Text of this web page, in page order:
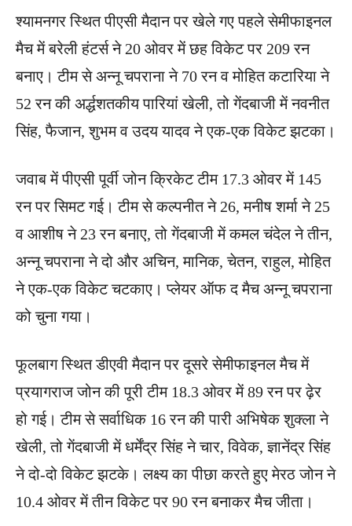
श्यामनगर स्थित पीएसी मैदान पर खेले गए पहले सेमीफाइनल
मैच में बरेली हंटर्स ने 20 ओवर में छह विकेट पर 209 रन
बनाए। टीम से अन्नू चपराना ने 70 रन व मोहित कटारिया ने
52 रन की अर्द्धशतकीय पारियां खेली, तो गेंदबाजी में नवनीत
सिंह, फैजान, शुभम व उदय यादव ने एक-एक विकेट झटका।
जवाब में पीएसी पूर्वी जोन क्रिकेट टीम 17.3 ओवर में 145
रन पर सिमट गई। टीम से कल्पनीत ने 26, मनीष शर्मा ने 25
व आशीष ने 23 रन बनाए, तो गेंदबाजी में कमल चंदेल ने तीन,
अन्नू चपराना ने दो और अचिन, मानिक, चेतन, राहुल, मोहित
ने एक-एक विकेट चटकाए। प्लेयर ऑफ द मैच अन्नू चपराना
को चुना गया।
फूलबाग स्थित डीएवी मैदान पर दूसरे सेमीफाइनल मैच में
प्रयागराज जोन की पूरी टीम 18.3 ओवर में 89 रन पर ढ़ेर
हो गई। टीम से सर्वाधिक 16 रन की पारी अभिषेक शुक्ला ने
खेली, तो गेंदबाजी में धर्मेंद्र सिंह ने चार, विवेक, ज्ञानेंद्र सिंह
ने दो-दो विकेट झटके। लक्ष्य का पीछा करते हुए मेरठ जोन ने
10.4 ओवर में तीन विकेट पर 90 रन बनाकर मैच जीता।